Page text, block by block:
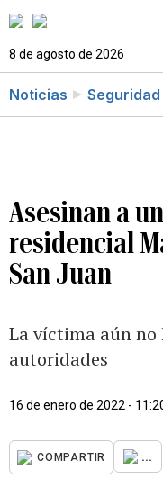
8 de agosto de 2026
Noticias Seguridad
Asesinan a
residencial
San Juan
La víctima aún
autoridades
16 de enero de 2022 -
COMPARTIR ...